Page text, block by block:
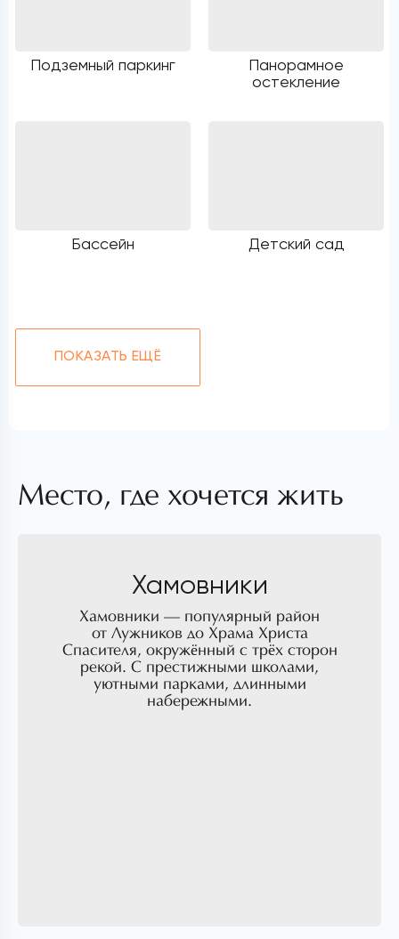
Подземный паркинг
Панорамное
остекление
Бассейн Детский сад
ПОКАЗАТЬ ЕЩЁ
Место, где хочется жить
Хамовники
Хамовники — популярный район
от Лужников до Храма Христа
Спасителя, окружённый с трёх сторон
рекой. С престижными школами,
уютными парками, длинными
набережными.